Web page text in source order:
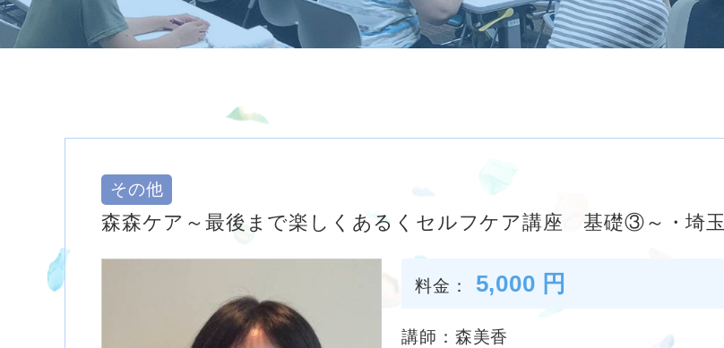
その他
森森ケア～最後まで楽しくあるくセルフケア講座 基礎③～・埼玉
料金： 5,000 円
講師：森美香